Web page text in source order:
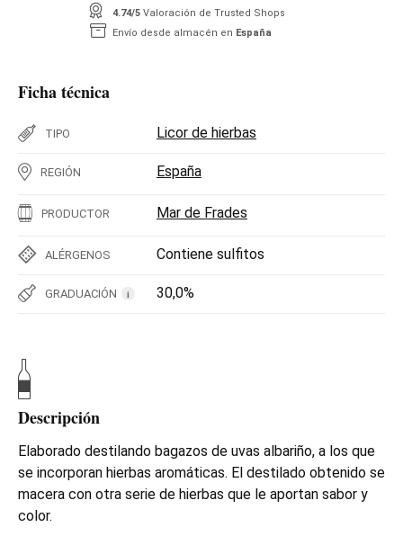
4.74/5 Valoración de Trusted Shops
Envío desde almacén en España
Ficha técnica
TIPO Licor de hierbas
REGIÓN España
PRODUCTOR Mar de Frades
ALÉRGENOS Contiene sulfitos
GRADUACIÓN i 30,0%
Descripción
Elaborado destilando bagazos de uvas albariño, a los que
se incorporan hierbas aromáticas. El destilado obtenido se
macera con otra serie de hierbas que le aportan sabor y
color.